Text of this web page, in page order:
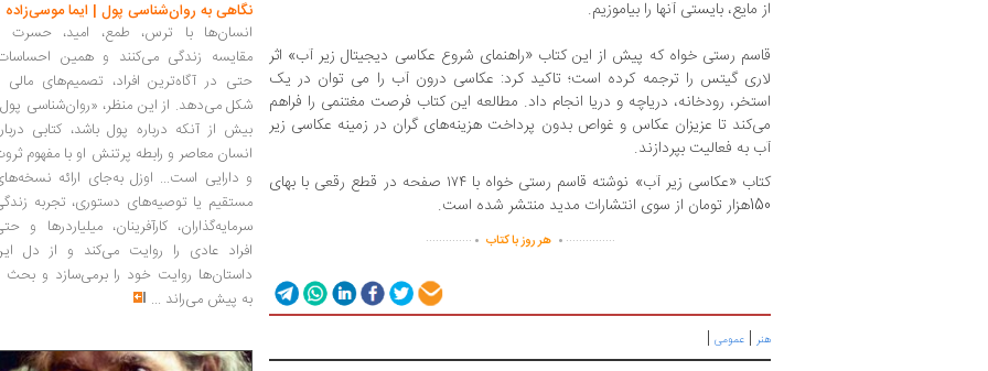
از مایع، بایستی آنها را بیاموزیم.
قاسم رستی خواه که پیش از این کتاب «راهنمای شروع عکاسی دیجیتال زیر آب» اثر
لاری گیتس را ترجمه کرده است؛ تاکید کرد: عکاسی درون آب را می توان در یک
استخر، رودخانه، دریاچه و دریا انجام داد. مطالعه این کتاب فرصت مغتنمی را فراهم
می‌کند تا عزیزان عکاس و غواص بدون پرداخت هزینه‌های گران در زمینه عکاسی زیر
آب به فعالیت بپردازند.
کتاب «عکاسی زیر آب» نوشته قاسم رستی خواه با ۱۷۴ صفحه در قطع رقعی با بهای
150هزار تومان از سوی انتشارات مدید منتشر شده است.
...............
. هر روز با کتاب .
..............
هنر | عمومی |
نگاهی به روان‌شناسی پول | ایما موسی‌زاده
انسان‌ها با ترس، طمع، امید، حسرت
مقایسه زندگی می‌کنند و همین
حتی در آگاه‌ترین افراد، تصمیم‌های مالی
شکل می‌دهد. از این منظر، «روان‌شناسی
بیش از آنکه درباره پول باشد، کتابی
انسان معاصر و رابطه پرتنش او با مفهوم
و دارایی است... اوزل به‌جای ارائه
مستقیم یا توصیه‌های دستوری، تجربه
سرمایه‌گذاران، کارآفرینان، میلیاردرها و
افراد عادی را روایت می‌کند و از دل
داستان‌ها روایت خود را برمی‌سازد و بحث
به پیش می‌راند ...